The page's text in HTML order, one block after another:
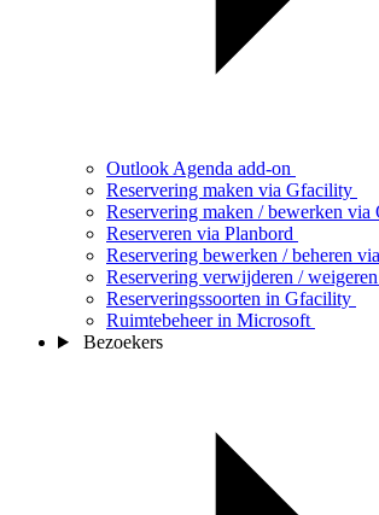
Outlook Agenda add-on
Reservering maken via Gfacility
Reservering maken / bewerken via
Reserveren via Planbord
Reservering bewerken / beheren
Reservering verwijderen / weigeren
Reserveringssoorten in Gfacility
Ruimtebeheer in Microsoft
Bezoekers